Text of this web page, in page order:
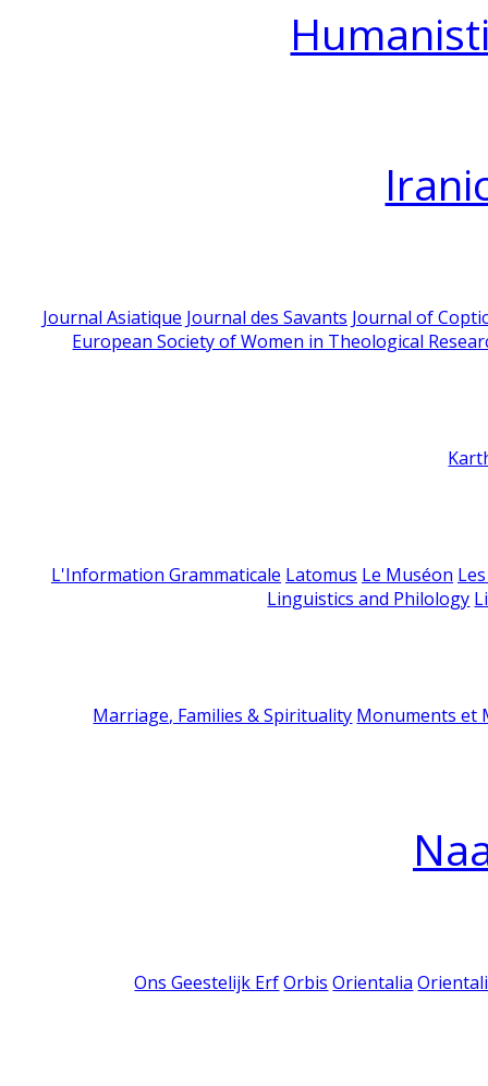
Journal Asiatique Journal des Savants Journal of
European Society of Women in Theological
L'Information Grammaticale Latomus Le Muséon
Linguistics and Philology
Marriage, Families & Spirituality Monuments et
Ons Geestelijk Erf Orbis Orientalia